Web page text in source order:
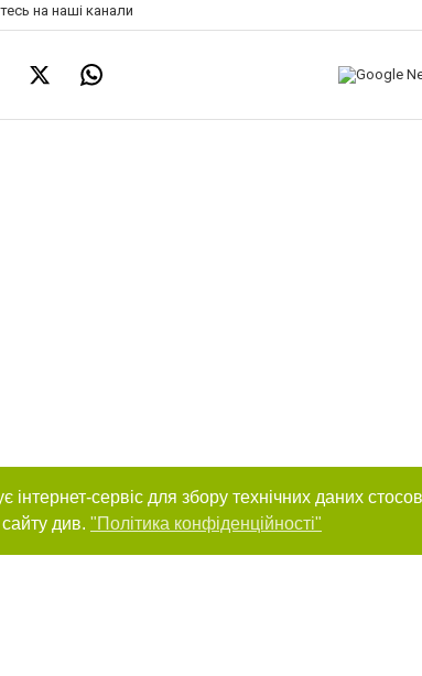
на наші канали
сервіс для збору технічних даних
див. "Політика конфіденційності"